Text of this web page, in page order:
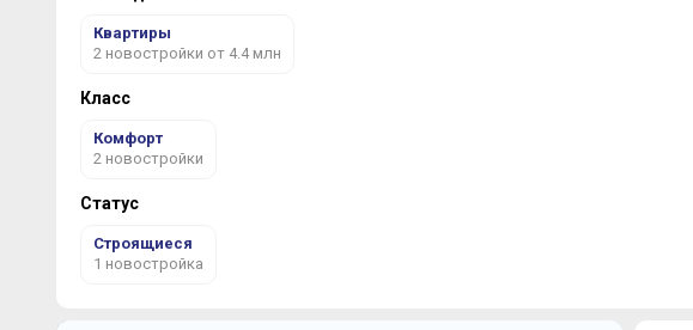
Квартиры
2 новостройки от 4.4 млн
Класс
Комфорт
2 новостройки
Статус
Строящиеся
1 новостройка